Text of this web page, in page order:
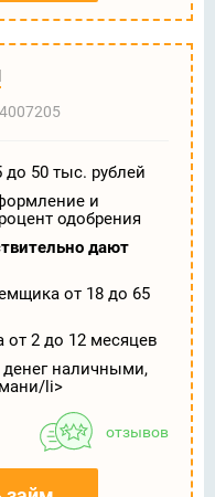
50 тыс. рублей
и
одобрения
дают
от 18 до 65
от 2 до 12 месяцев
наличными,
li>
отзывов